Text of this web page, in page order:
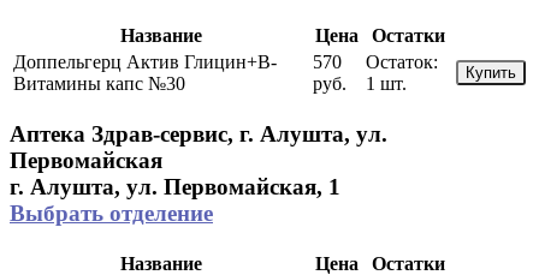
Название Цена
Остатки
Доппельгерц Актив Глицин+В-
Витамины капс №30
570
руб.
Остаток:
1 шт.
Купить
Аптека Здрав-сервис, г. Алушта, ул.
Первомайская
г. Алушта, ул. Первомайская, 1
Выбрать отделение
Название Цена
Остатки